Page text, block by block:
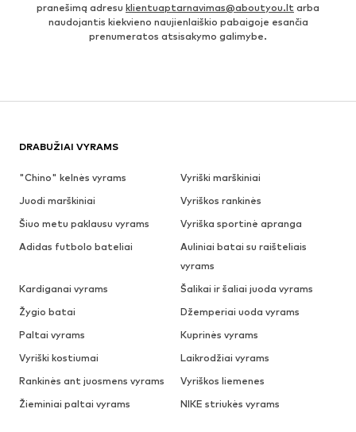
pranešimą adresu klientuaptarnavimas@aboutyou.lt arba
naudojantis kiekvieno naujienlaiškio pabaigoje esančia
prenumeratos atsisakymo galimybe.
DRABUŽIAI VYRAMS
"Chino" kelnės vyrams
Vyriški marškiniai
Juodi marškiniai
Vyriškos rankinės
Šiuo metu paklausu vyrams
Vyriška sportinė apranga
Adidas futbolo bateliai
Auliniai batai su raišteliais
vyrams
Kardiganai vyrams
Šalikai ir šaliai juoda vyrams
Žygio batai
Džemperiai uoda vyrams
Paltai vyrams
Kuprinės vyrams
Vyriški kostiumai
Laikrodžiai vyrams
Rankinės ant juosmens vyrams
Vyriškos liemenes
Žieminiai paltai vyrams
NIKE striukės vyrams